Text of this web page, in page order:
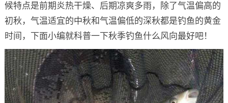
候特点是前期炎热干燥、后期凉爽多雨，除了气温偏高的
初秋，气温适宜的中秋和气温偏低的深秋都是钓鱼的黄金
时间，下面小编就科普一下秋季钓鱼什么风向最好吧！